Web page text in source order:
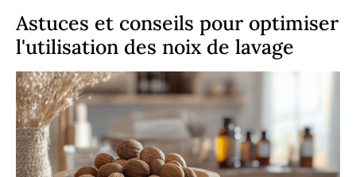
Astuces et conseils pour optimiser
l'utilisation des noix de lavage